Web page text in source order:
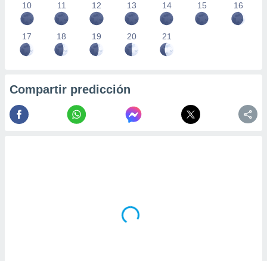
10 11 12 13 14 15 16
17 18 19 20 21
Compartir predicción